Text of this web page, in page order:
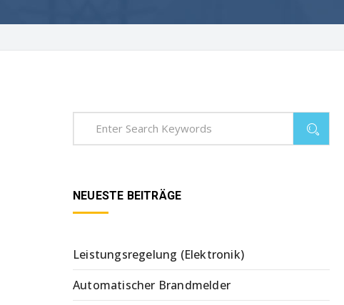
NEUESTE BEITRÄGE
Leistungsregelung (Elektronik)
Automatischer Brandmelder